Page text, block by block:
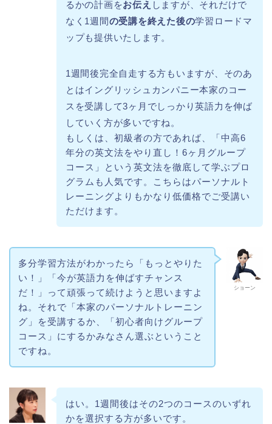
るかの計画をお伝え しますが、それだけで
なく1週間の受講を終えた後の学習ロードマ
ップも提供いたします。
1週間後完全自走する方もいますが、そのあ
とはイングリッシュカンパニー本家のコー
スを受講して3ヶ月でしっかり英語力を伸ば
していく方が多いですね。
もしくは、初級者の方であれば、「中高6
年分の英文法をやり直し！6ヶ月グループ
コース」という英文法を徹底して学ぶプロ
グラムも人気です。こちらはパーソナルト
レーニングよりもかなり低価格でご受講い
ただけます。
ショーン
多分学習方法がわかったら「もっとやりた
い！」「今が英語力を伸ばすチャンス
だ！」って頑張って続けようと思いますよ
ね。それで「本家のパーソナルトレーニン
グ」を受講するか、「初心者向けグループ
コース」にするかみなさん選ぶということ
ですね。
はい。1週間後はその2つのコースのいずれ
かを選択する方が多いです。